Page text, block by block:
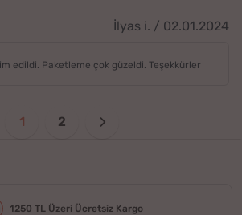
İlyas i. / 02.01.2024
edildi. Paketleme çok güzeldi. Teşekkürler
1 2
1250 TL Üzeri Ücretsiz Kargo